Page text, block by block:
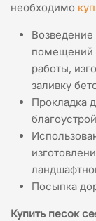
необходимо
помещений
работы,
заливку
Прокладка
Посыпка
Купить песок